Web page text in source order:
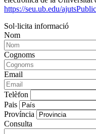
https://seu.ub.edu/
Sol·licita informació
Nom
Cognoms
Email
Telèfon
Pais
Província
Consulta